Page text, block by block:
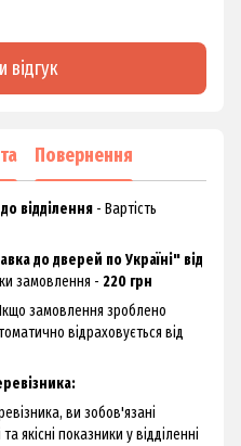
відгук
Повернення
відділення - Вартість
до дверей по Україні" від
замовлення - 220 грн
замовлення зроблено
відраховується від
ви зобов'язані
якісні показники у відділенні